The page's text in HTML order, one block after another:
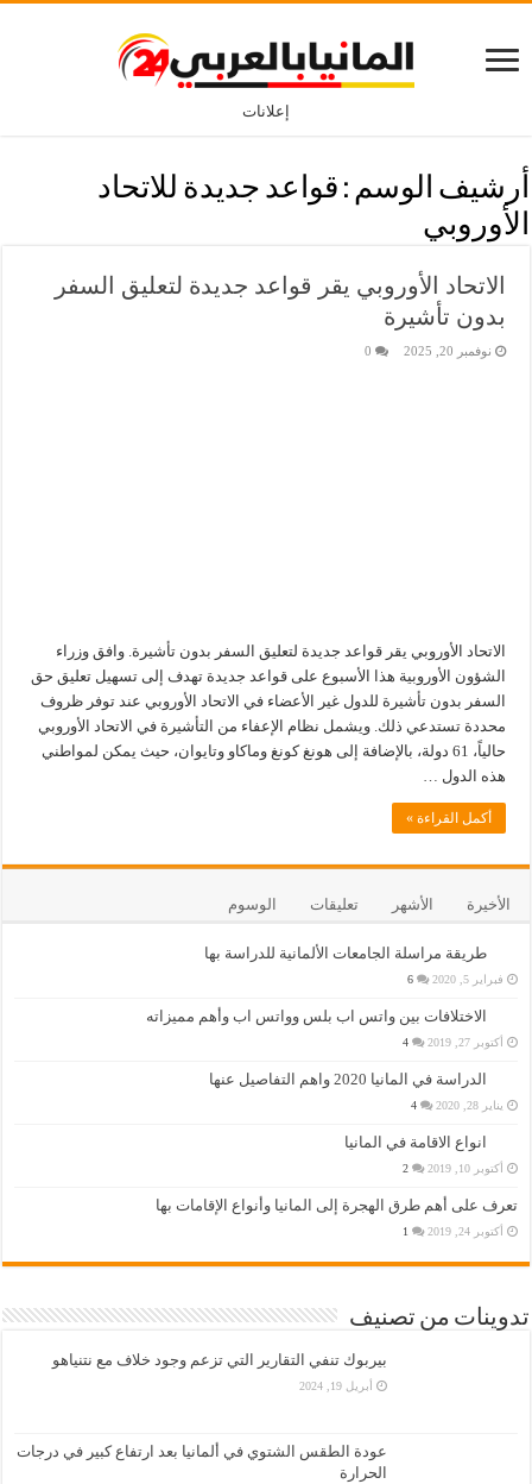
إعلانات
أرشيف الوسم : قواعد جديدة للاتحاد
الأوروبي
الاتحاد الأوروبي يقر قواعد جديدة لتعليق السفر
بدون تأشيرة
نوفمبر 20, 2025 0
الاتحاد الأوروبي يقر قواعد جديدة لتعليق السفر بدون تأشيرة. وافق وزراء
الشؤون الأوروبية هذا الأسبوع على قواعد جديدة تهدف إلى تسهيل تعليق حق
السفر بدون تأشيرة للدول غير الأعضاء في الاتحاد الأوروبي عند توفر ظروف
محددة تستدعي ذلك. ويشمل نظام الإعفاء من التأشيرة في الاتحاد الأوروبي
حالياً، 61 دولة، بالإضافة إلى هونغ كونغ وماكاو وتايوان، حيث يمكن لمواطني
هذه الدول …
أكمل القراءة »
الأخيرة الأشهر تعليقات الوسوم
طريقة مراسلة الجامعات الألمانية للدراسة بها
فبراير 5, 2020 6
الاختلافات بين واتس اب بلس وواتس اب وأهم مميزاته
أكتوبر 27, 2019 4
الدراسة في المانيا 2020 واهم التفاصيل عنها
يناير 28, 2020 4
انواع الاقامة في المانيا
أكتوبر 10, 2019 2
تعرف على أهم طرق الهجرة إلى المانيا وأنواع الإقامات بها
أكتوبر 24, 2019 1
تدوينات من تصنيف
بيربوك تنفي التقارير التي تزعم وجود خلاف مع نتنياهو
أبريل 19, 2024
عودة الطقس الشتوي في ألمانيا بعد ارتفاع كبير في درجات
الحرارة